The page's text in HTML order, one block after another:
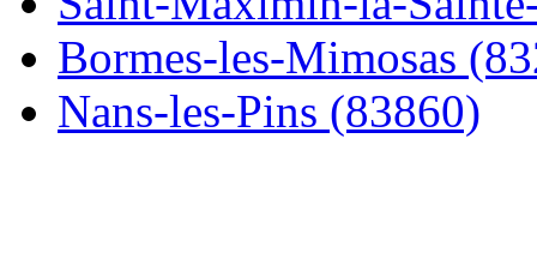
Bormes-les-Mimosas
Nans-les-Pins (83860)